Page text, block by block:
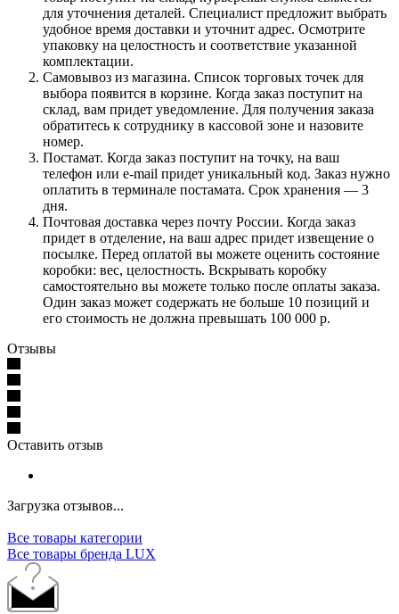
для уточнения деталей. Специалист предложит выбрать
удобное время доставки и уточнит адрес. Осмотрите
упаковку на целостность и соответствие указанной
комплектации.
Самовывоз из магазина. Список торговых точек для
выбора появится в корзине. Когда заказ поступит на
склад, вам придет уведомление. Для получения заказа
обратитесь к сотруднику в кассовой зоне и назовите
номер.
Постамат. Когда заказ поступит на точку, на ваш
телефон или e-mail придет уникальный код. Заказ нужно
оплатить в терминале постамата. Срок хранения — 3
дня.
Почтовая доставка через почту России. Когда заказ
придет в отделение, на ваш адрес придет извещение о
посылке. Перед оплатой вы можете оценить состояние
коробки: вес, целостность. Вскрывать коробку
самостоятельно вы можете только после оплаты заказа.
Один заказ может содержать не больше 10 позиций и
его стоимость не должна превышать 100 000 р.
Отзывы
Оставить отзыв
Загрузка отзывов...
Все товары категории
Все товары бренда LUX